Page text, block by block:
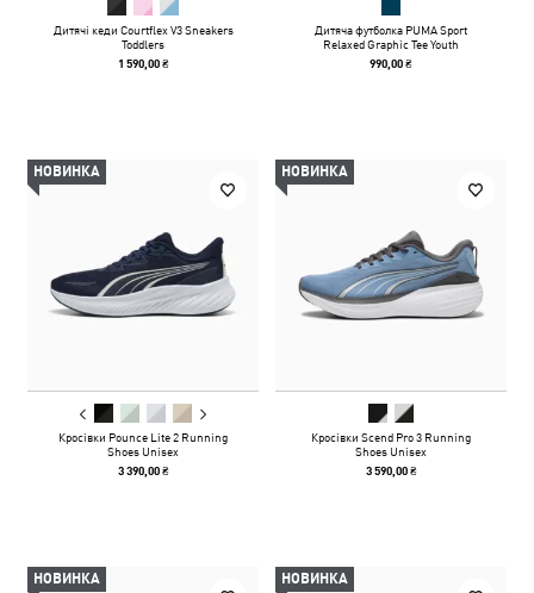
Дитячі кеди Courtflex V3 Sneakers
Toddlers
1 590,00 ₴
Дитяча футболка PUMA Sport
Relaxed Graphic Tee Youth
990,00 ₴
НОВИНКА
Кросівки Pounce Lite 2 Running
Shoes Unisex
3 390,00 ₴
НОВИНКА
Кросівки Scend Pro 3 Running
Shoes Unisex
3 590,00 ₴
НОВИНКА НОВИНКА